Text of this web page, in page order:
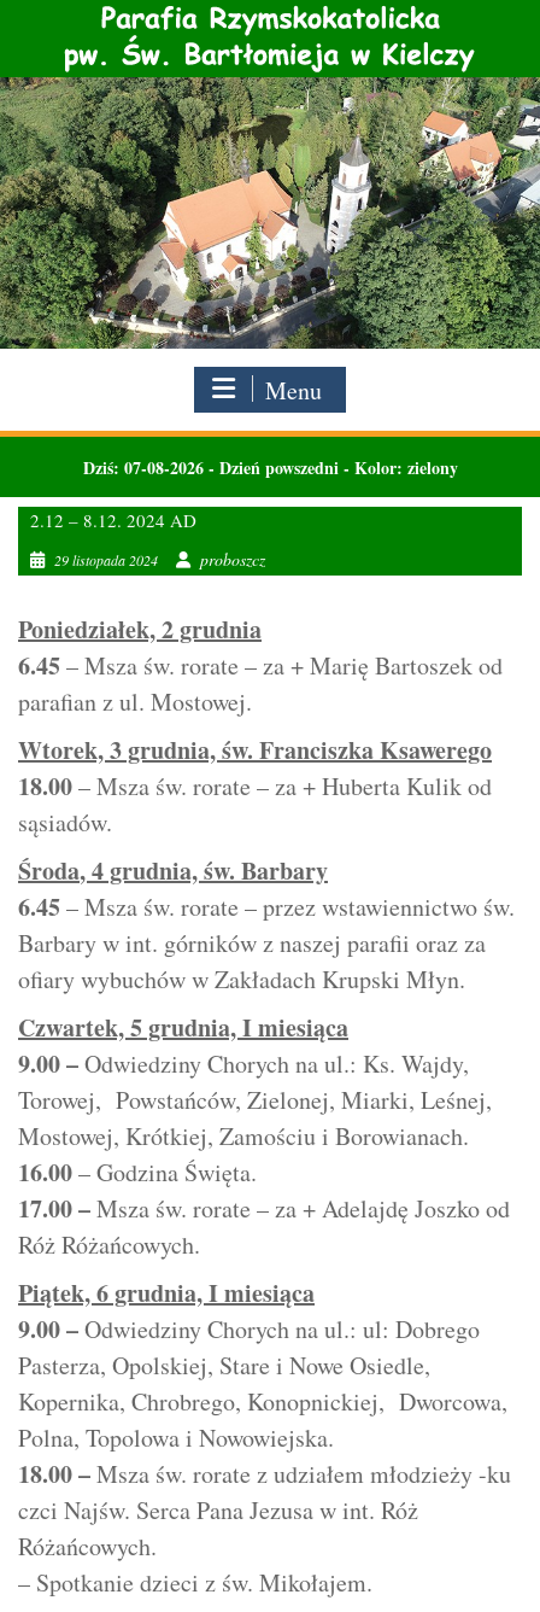
content
Menu
Dziś: 07-08-2026- Dzień powszedni - Kolor: zielony
2.12 – 8.12. 2024 AD
29 listopada 2024 proboszcz
Poniedziałek, 2 grudnia
6.45– Msza św. rorate – za + Marię Bartoszek od
parafian z ul. Mostowej.
Wtorek, 3 grudnia, św. Franciszka Ksawerego
18.00– Msza św. rorate – za + Huberta Kulik od
sąsiadów.
Środa, 4 grudnia, św. Barbary
6.45– Msza św. rorate – przez wstawiennictwo św.
Barbary w int. górników z naszej parafii oraz za
ofiary wybuchów w Zakładach Krupski Młyn.
Czwartek, 5 grudnia, I miesiąca
9.00 –Odwiedziny Chorych na ul.: Ks. Wajdy,
Torowej, Powstańców, Zielonej, Miarki, Leśnej,
Mostowej, Krótkiej, Zamościu i Borowianach.
16.00– Godzina Święta.
17.00 –Msza św. rorate – za + Adelajdę Joszko od
Róż Różańcowych.
Piątek,6 grudnia, I miesiąca
9.00 –Odwiedziny Chorych na ul.: ul: Dobrego
Pasterza, Opolskiej, Stare i Nowe Osiedle,
Kopernika, Chrobrego, Konopnickiej, Dworcowa,
Polna, Topolowa i Nowowiejska.
18.00 –Msza św. rorate z udziałem młodzieży -ku
czci Najśw. Serca Pana Jezusa w int. Róż
Różańcowych.
– Spotkanie dzieci z św. Mikołajem.